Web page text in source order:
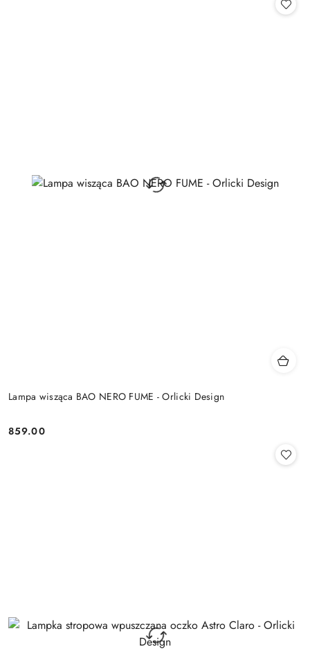
Lampa wisząca BAO NERO FUME - Orlicki Design
Cena:
859.00